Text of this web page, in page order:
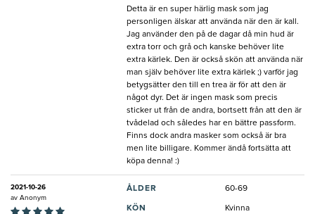
Detta är en super härlig mask som jag
personligen älskar att använda när den är kall.
Jag använder den på de dagar då min hud är
extra torr och grå och kanske behöver lite
extra kärlek. Den är också skön att använda när
man själv behöver lite extra kärlek ;) varför jag
betygsätter den till en trea är för att den är
något dyr. Det är ingen mask som precis
sticker ut från de andra, bortsett från att den är
tvådelad och således har en bättre passform.
Finns dock andra masker som också är bra
men lite billigare. Kommer ändå fortsätta att
köpa denna! :)
2021-10-26
av Anonym
ÅLDER 60-69
KÖN Kvinna